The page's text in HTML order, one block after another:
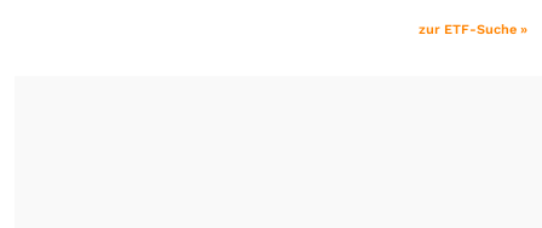
zur ETF-Suche »